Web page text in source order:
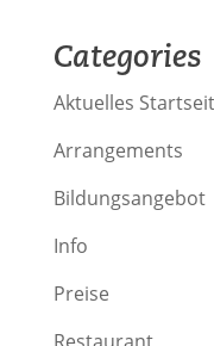
Categories
Aktuelles
Arrangements
Bildungsangebot
Info
Preise